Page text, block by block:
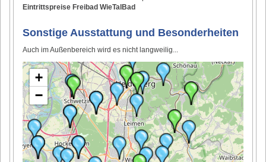
Eintrittspreise Freibad WieTalBad
Sonstige Ausstattung und Besonderheiten
Auch im Außenbereich wird es nicht langweilig...
+
−